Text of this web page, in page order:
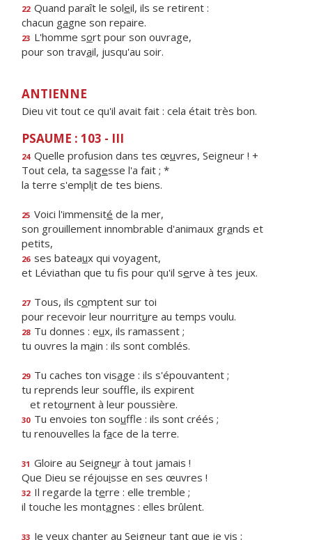
22 Quand paraît le soleil, ils se retirent :
chacun gagne son repaire.
23 L'homme sort pour son ouvrage,
pour son travail, jusqu'au soir.
ANTIENNE
Dieu vit tout ce qu'il avait fait : cela était très bon.
PSAUME : 103 - III
24 Quelle profusion dans tes œuvres, Seigneur ! +
Tout cela, ta sagesse l'a fait ; *
la terre s'emplit de tes biens.
25 Voici l'immensité de la mer,
son grouillement innombrable d'animaux grands et
petits,
26 ses bateaux qui voyagent,
et Léviathan que tu fis pour qu'il serve à tes jeux.
27 Tous, ils comptent sur toi
pour recevoir leur nourriture au temps voulu.
28 Tu donnes : eux, ils ramassent ;
tu ouvres la main : ils sont comblés.
29 Tu caches ton visage : ils s'épouvantent ;
tu reprends leur souffle, ils expirent
et retournent à leur poussière.
30 Tu envoies ton souffle : ils sont créés ;
tu renouvelles la face de la terre.
31 Gloire au Seigneur à tout jamais !
Que Dieu se réjouisse en ses œuvres !
32 Il regarde la terre : elle tremble ;
il touche les montagnes : elles brûlent.
33 Je veux chanter au Seigneur tant que je vis ;